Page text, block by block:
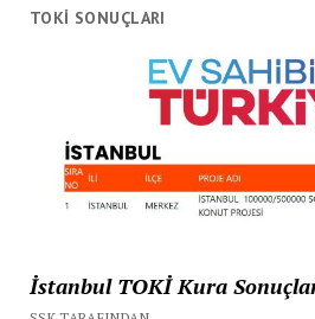
TOKİ SONUÇLARI
İstanbul TOKİ Kura